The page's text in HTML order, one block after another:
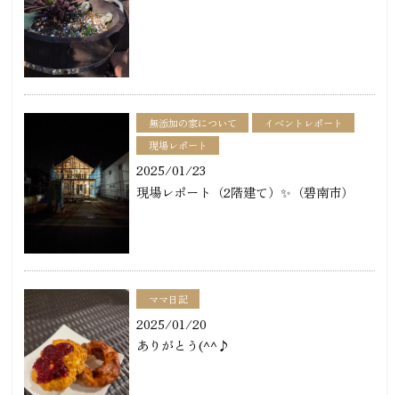
無添加の家について
イベントレポート
現場レポート
2025/01/23
現場レポート（2階建て）✨（碧南市）
ママ日記
2025/01/20
ありがとう(^^♪